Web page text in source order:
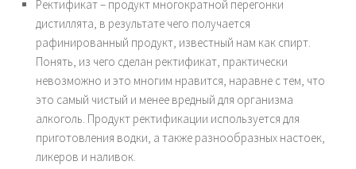
Ректификат – продукт многократной перегонки
дистиллята, в результате чего получается
рафинированный продукт, известный нам как спирт.
Понять, из чего сделан ректификат, практически
невозможно и это многим нравится, наравне с тем, что
это самый чистый и менее вредный для организма
алкоголь. Продукт ректификации используется для
приготовления водки, а также разнообразных настоек,
ликеров и наливок.